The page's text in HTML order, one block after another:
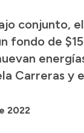
conjunto,
fondo de
Carreras y
2022